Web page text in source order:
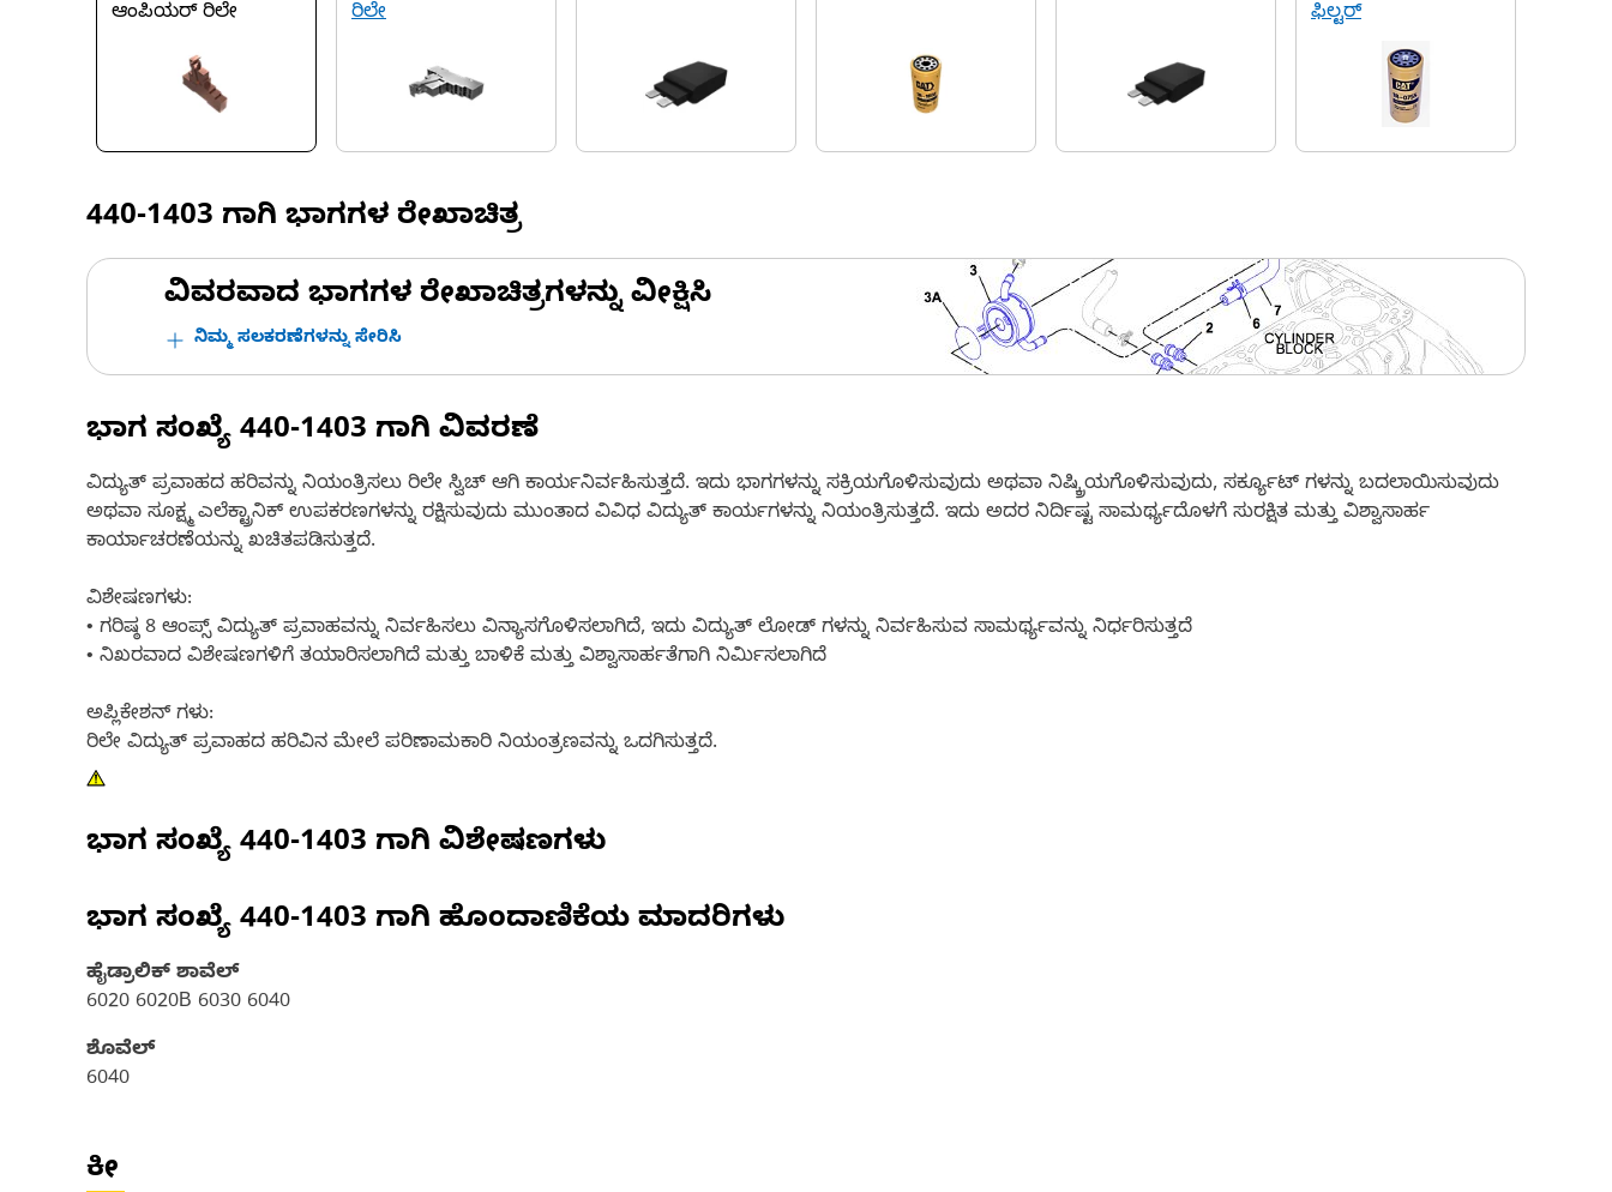
ಆಂಪಿಯರ್ ರಿಲೇ
ರಿಲೇ
ಫಿಲ್ಟರ್
440-1403 ಗಾಗಿ ಭಾಗಗಳ ರೇಖಾಚಿತ್ರ
ವಿವರವಾದ ಭಾಗಗಳ ರೇಖಾಚಿತ್ರಗಳನ್ನು ವೀಕ್ಷಿಸಿ
ನಿಮ್ಮ ಸಲಕರಣೆಗಳನ್ನು ಸೇರಿಸಿ
ಭಾಗ ಸಂಖ್ಯೆ 440-1403 ಗಾಗಿ ವಿವರಣೆ
ವಿದ್ಯುತ್ ಪ್ರವಾಹದ ಹರಿವನ್ನು ನಿಯಂತ್ರಿಸಲು ರಿಲೇ ಸ್ವಿಚ್ ಆಗಿ ಕಾರ್ಯನಿರ್ವಹಿಸುತ್ತದೆ. ಇದು ಭಾಗಗಳನ್ನು ಸಕ್ರಿಯಗೊಳಿಸುವುದು ಅಥವಾ ನಿಷ್ಕ್ರಿಯಗೊಳಿಸುವುದು, ಸರ್ಕ್ಯೂಟ್ ಗಳನ್ನು ಬದಲಾಯಿಸುವುದು
ಅಥವಾ ಸೂಕ್ಷ್ಮ ಎಲೆಕ್ಟ್ರಾನಿಕ್ ಉಪಕರಣಗಳನ್ನು ರಕ್ಷಿಸುವುದು ಮುಂತಾದ ವಿವಿಧ ವಿದ್ಯುತ್ ಕಾರ್ಯಗಳನ್ನು ನಿಯಂತ್ರಿಸುತ್ತದೆ. ಇದು ಅದರ ನಿರ್ದಿಷ್ಟ ಸಾಮರ್ಥ್ಯದೊಳಗೆ ಸುರಕ್ಷಿತ ಮತ್ತು ವಿಶ್ವಾಸಾರ್ಹ
ಕಾರ್ಯಾಚರಣೆಯನ್ನು ಖಚಿತಪಡಿಸುತ್ತದೆ.
ವಿಶೇಷಣಗಳು:
• ಗರಿಷ್ಠ 8 ಆಂಪ್ಸ್ ವಿದ್ಯುತ್ ಪ್ರವಾಹವನ್ನು ನಿರ್ವಹಿಸಲು ವಿನ್ಯಾಸಗೊಳಿಸಲಾಗಿದೆ, ಇದು ವಿದ್ಯುತ್ ಲೋಡ್ ಗಳನ್ನು ನಿರ್ವಹಿಸುವ ಸಾಮರ್ಥ್ಯವನ್ನು ನಿರ್ಧರಿಸುತ್ತದೆ
• ನಿಖರವಾದ ವಿಶೇಷಣಗಳಿಗೆ ತಯಾರಿಸಲಾಗಿದೆ ಮತ್ತು ಬಾಳಿಕೆ ಮತ್ತು ವಿಶ್ವಾಸಾರ್ಹತೆಗಾಗಿ ನಿರ್ಮಿಸಲಾಗಿದೆ
ಅಪ್ಲಿಕೇಶನ್ ಗಳು:
ರಿಲೇ ವಿದ್ಯುತ್ ಪ್ರವಾಹದ ಹರಿವಿನ ಮೇಲೆ ಪರಿಣಾಮಕಾರಿ ನಿಯಂತ್ರಣವನ್ನು ಒದಗಿಸುತ್ತದೆ.
ಭಾಗ ಸಂಖ್ಯೆ 440-1403 ಗಾಗಿ ವಿಶೇಷಣಗಳು
ಭಾಗ ಸಂಖ್ಯೆ 440-1403 ಗಾಗಿ ಹೊಂದಾಣಿಕೆಯ ಮಾದರಿಗಳು
ಹೈಡ್ರಾಲಿಕ್ ಶಾವೆಲ್
6020 6020B 6030 6040
ಶೊವೆಲ್
6040
ಕೀ